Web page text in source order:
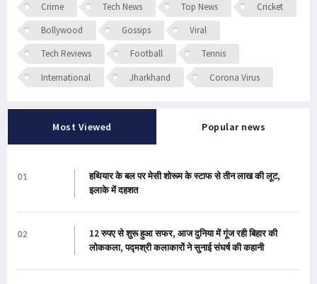
Crime
Tech News Top News
Cricket
Bollywood
Gossips
Viral
Tech Reviews
Football
Tennis
International
Jharkhand Corona Virus
Most Viewed Popular news
01
हथियार के बल पर मेसी शोरूम के स्टाफ से तीन लाख की लूट,
इलाके में दहशत
02
12 रुपए से शुरू हुआ सफर, आज दुनिया में गूंज रही बिहार की
लोककला, पद्मश्री कलाकारों ने सुनाई संघर्ष की कहानी